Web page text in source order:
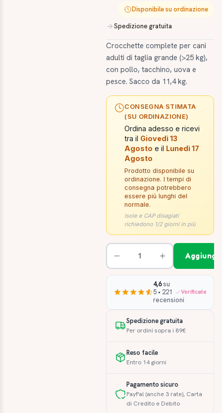
Disponibile su ordinazione
Spedizione gratuita
Crocchette complete per cani
adulti di taglia grande (>25 kg),
con pollo, tacchino, uova e
pesce. Sacco da 11,4 kg.
CONSEGNA STIMATA
(SU ORDINAZIONE)
Ordina adesso e ricevi
tra il Giovedì 13
Agosto e il Lunedì 17
Agosto
Prodotto disponibile su
ordinazione. I tempi di
consegna potrebbero
essere più lunghi del
normale.
Isole e CAP disagiati
richiedono 1/2 giorni in più
4,6su
5 • 221
recensioni
Verificate
Spedizione gratuita
Per ordini sopra i 89€
Reso facile
Entro 14 giorni
Pagamento sicuro
PayPal (anche 3 rate), Carta
di Credito e Debito